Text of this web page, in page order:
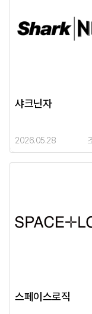
샤크닌자
2026.05.28
스페이스로직